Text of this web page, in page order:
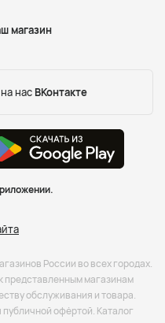
магазин
нас ВКонтакте
России во всех городах.
представленным магазинам
обслуживания и товара.
офёртой. Каталог